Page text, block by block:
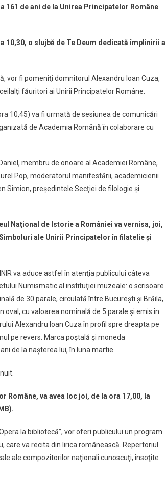
de ani de la Unirea Principatelor Române
10,30, o slujbă de Te Deum dedicată împlinirii a
vor fi pomeniţi domnitorul Alexandru Ioan Cuza,
făuritori ai Unirii Principatelor Române.
10,45) va fi urmată de sesiunea de comunicări
de Academia Română în colaborare cu
membru de onoare al Academiei Române,
Pop, moderatorul manifestării, academicienii
Simion, preşedintele Secţiei de filologie şi
Naţional de Istorie a României va vernisa, joi,
ale Unirii Principatelor în filatelie şi
va aduce astfel în atenţia publicului câteva
Numismatic al instituţiei muzeale: o scrisoare
de 30 parale, circulată între Bucureşti şi Brăila,
cu valoarea nominală de 5 parale şi emis în
Alexandru Ioan Cuza în profil spre dreapta pe
pe revers. Marca poştală şi moneda
de la naşterea lui, în luna martie.
va avea loc joi, de la ora 17,00, la
la bibliotecă”, vor oferi publicului un program
care va recita din lirica românească. Repertoriul
ale compozitorilor naţionali cunoscuţi, însoţite